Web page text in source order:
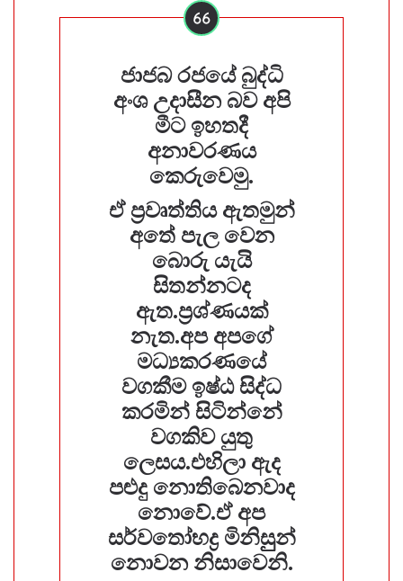
ජාජබ රජයේ බුද්ධි
අංශ උදාසීන බව අපි
මීට ඉහතදී
අනාවරණය
කෙරුවෙමු.
ඒ ප්‍රවෘත්තිය ඇතමුන්
අතේ පැල වෙන
බොරු යැයි
සිතන්නටද
ඇත.ප්‍රශ්ණයක්
නැත.අප අපගේ
මධ්‍යකරණයේ
වගකීම ඉෂ්ඨ සිද්ධ
කරමින් සිටින්නේ
වගකිව යුතු
ලෙසය.එහිලා ඇද
පළුදු නොතිබෙනවාද
නොවේ.ඒ අප
සර්වතෝභද්‍ර මිනිසුුුන්
නොවන නිසාවෙනි.